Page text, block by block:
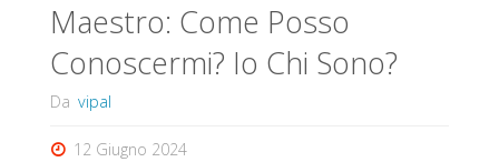
Maestro: Come Posso
Conoscermi? Io Chi Sono?
Da vipal
12 Giugno 2024